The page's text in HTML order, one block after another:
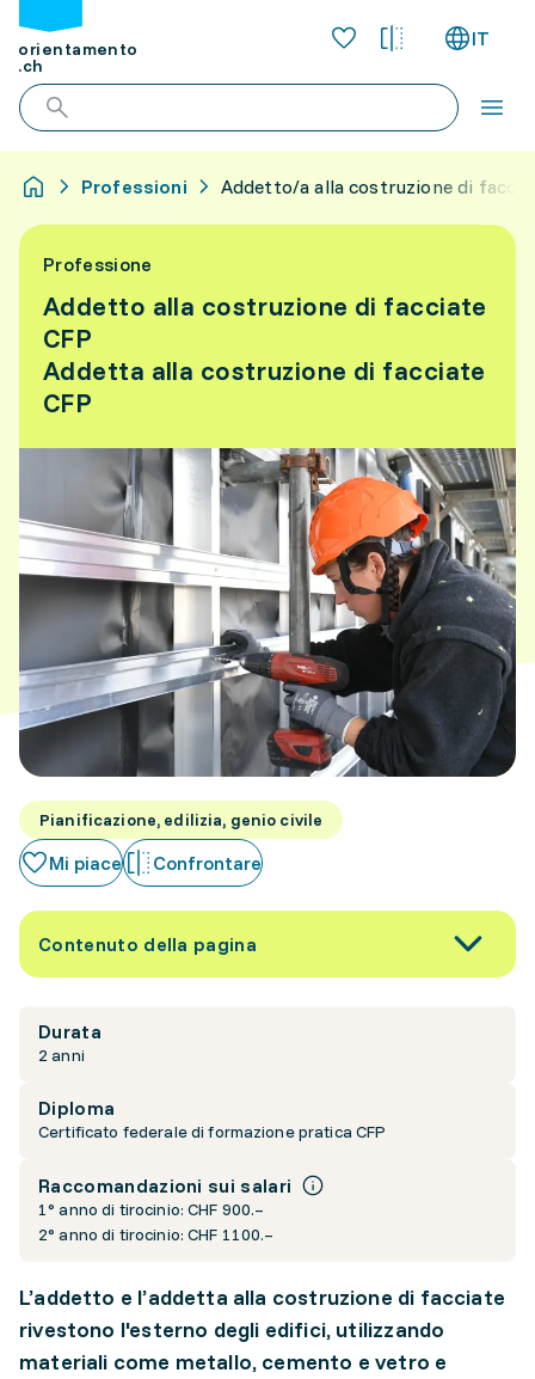
orientamento
.ch
IT
Professioni Addetto/a alla costruzione di
Professione
Addetto alla costruzione di facciate
CFP
Addetta alla costruzione di facciate
CFP
Pianificazione, edilizia, genio civile
Mi piace Confrontare
Contenuto della pagina
Durata
2 anni
Diploma
Certificato federale di formazione pratica CFP
Raccomandazioni sui salari
1° anno di tirocinio: CHF 900.–
2° anno di tirocinio: CHF 1100.–
L’addetto e l’addetta alla costruzione di facciate
rivestono l'esterno degli edifici, utilizzando
materiali come metallo, cemento e vetro e